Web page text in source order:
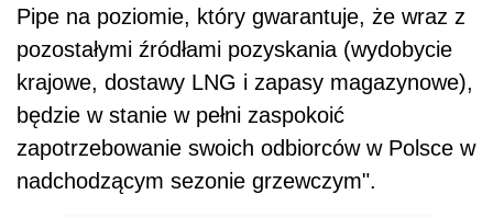
Pipe na poziomie, który gwarantuje, że wraz z
pozostałymi źródłami pozyskania (wydobycie
krajowe, dostawy LNG i zapasy magazynowe),
będzie w stanie w pełni zaspokoić
zapotrzebowanie swoich odbiorców w Polsce w
nadchodzącym sezonie grzewczym".